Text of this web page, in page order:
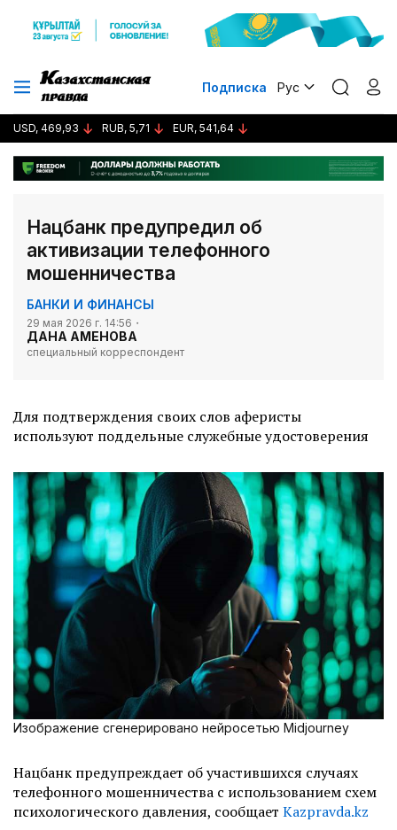
Подписка Рус
USD, 469,93 RUB, 5,71 EUR, 541,64
Нацбанк предупредил об
активизации телефонного
мошенничества
БАНКИ И ФИНАНСЫ
29 мая 2026 г. 14:56
ДАНА АМЕНОВА
специальный корреспондент
Для подтверждения своих слов аферисты
используют поддельные служебные удостоверения
Изображение сгенерировано нейросетью Midjourney
Нацбанк предупреждает об участившихся случаях
телефонного мошенничества с использованием схем
психологического давления, сообщает Kazpravda.kz